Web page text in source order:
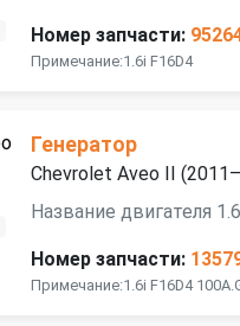
Номер запчасти:
Примечание:1.6i F16D4
Генератор
Chevrolet Aveo II
Название двигателя
Номер запчасти:
Примечание:1.6i F16D4